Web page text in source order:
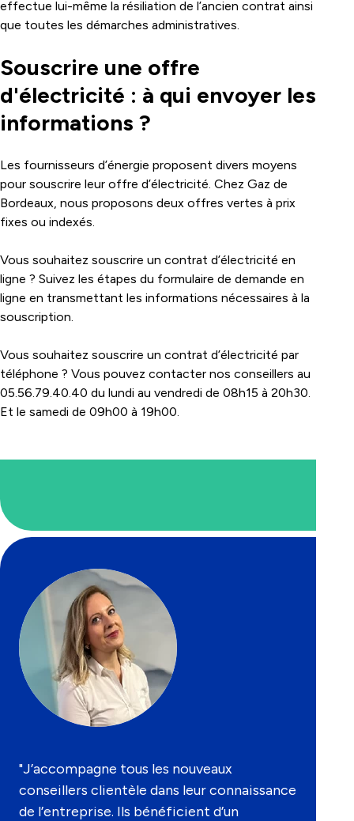
effectue lui-même la résiliation de l’ancien contrat ainsi
que toutes les démarches administratives.
Souscrire une offre
d'électricité : à qui envoyer les
informations ?
Les fournisseurs d’énergie proposent divers moyens
pour souscrire leur offre d’électricité. Chez Gaz de
Bordeaux, nous proposons deux offres vertes à prix
fixes ou indexés.
Vous souhaitez souscrire un contrat d’électricité en
ligne ? Suivez les étapes du formulaire de demande en
ligne en transmettant les informations nécessaires à la
souscription.
Vous souhaitez souscrire un contrat d’électricité par
téléphone ? Vous pouvez contacter nos conseillers au
05.56.79.40.40 du lundi au vendredi de 08h15 à 20h30.
Et le samedi de 09h00 à 19h00.
"J’accompagne tous les nouveaux
conseillers clientèle dans leur connaissance
de l’entreprise. Ils bénéficient d’un